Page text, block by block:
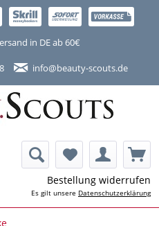
in DE ab 60€
info@beauty-scouts.de
Bestellung widerrufen
Es gilt unsere Datenschutzerklärung